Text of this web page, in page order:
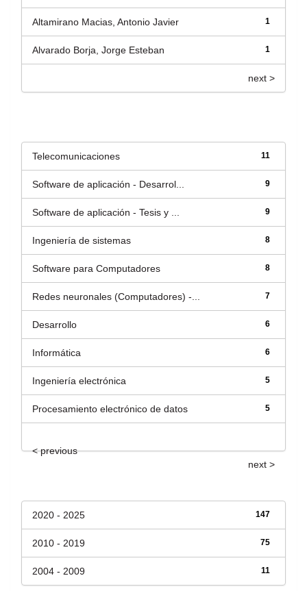
1
Altamirano Macias, Antonio Javier
1
Alvarado Borja, Jorge Esteban
next >
11
Telecomunicaciones
9
Software de aplicación - Desarrol...
9
Software de aplicación - Tesis y ...
8
Ingeniería de sistemas
8
Software para Computadores
7
Redes neuronales (Computadores) -...
6
Desarrollo
6
Informática
5
Ingeniería electrónica
5
Procesamiento electrónico de datos
< previous
next >
147
2020 - 2025
75
2010 - 2019
11
2004 - 2009